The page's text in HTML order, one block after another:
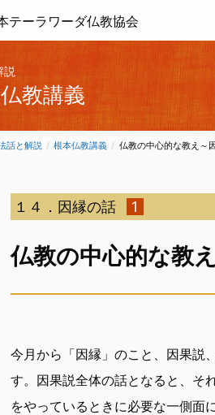
テーラワーダ仏教協会
説
教講義
話と解説 根本仏教講義 CURRENT:
仏教の中心的な教え～
１４．因縁の話 1
仏教の中心的な教
今月から「因縁」のこと、因果説
す。因果説全体の話となると、そ
をやっているときに必要な一側面